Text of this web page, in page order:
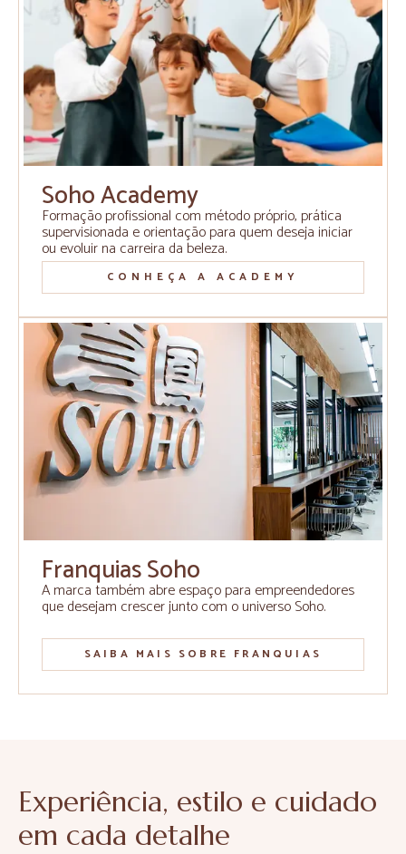
Soho Academy
Formação profissional com método próprio, prática
supervisionada e orientação para quem deseja iniciar
ou evoluir na carreira da beleza.
CONHEÇA A ACADEMY
Franquias Soho
A marca também abre espaço para empreendedores
que desejam crescer junto com o universo Soho.
SAIBA MAIS SOBRE FRANQUIAS
Experiência, estilo e cuidado
em cada detalhe